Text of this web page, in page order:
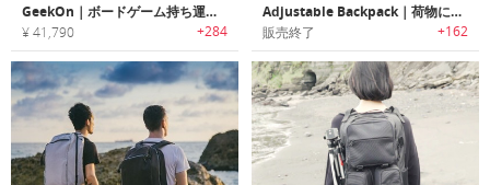
GeekOn｜ボードゲーム持ち運び用にデザインされたバックパック「ギークオン」
¥ 41,790 +284
Adjustable Backpack｜荷物に合わせてサイズを拡張可能なマルチサイズバックパック「アジャスタブルバックパック」
販売終了 +162